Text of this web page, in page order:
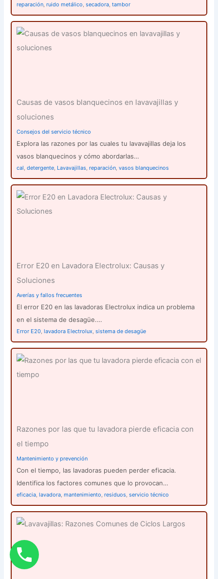
reparación,ruido metálico,secadora,tambor
Causas de vasos blanquecinos en lavavajillas y
soluciones
Consejos del servicio técnico
Explora las razones por las cuales tu lavavajillas deja los
vasos blanquecinos y cómo abordarlas…
cal,detergente, Lavavajillas,reparación,vasos blanquecinos
Error E20 en Lavadora Electrolux: Causas y
Soluciones
Averías y fallos frecuentes
El error E20 en las lavadoras Electrolux indica un problema
en el sistema de desagüe.…
Error E20,lavadora Electrolux,sistema de desagüe
Razones por las que tu lavadora pierde eficacia con
el tiempo
Mantenimiento y prevención
Con el tiempo, las lavadoras pueden perder eficacia.
Identifica los factores comunes que lo provocan…
eficacia,lavadora,mantenimiento,residuos,servicio técnico